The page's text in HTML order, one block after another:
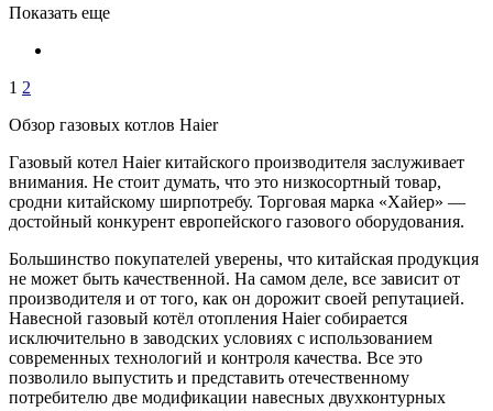
Показать еще
1 2
Обзор газовых котлов Haier
Газовый котел Haier китайского производителя заслуживает
внимания. Не стоит думать, что это низкосортный товар,
сродни китайскому ширпотребу. Торговая марка «Хайер» —
достойный конкурент европейского газового оборудования.
Большинство покупателей уверены, что китайская продукция
не может быть качественной. На самом деле, все зависит от
производителя и от того, как он дорожит своей репутацией.
Навесной газовый котёл отопления Haier собирается
исключительно в заводских условиях с использованием
современных технологий и контроля качества. Все это
позволило выпустить и представить отечественному
потребителю две модификации навесных двухконтурных